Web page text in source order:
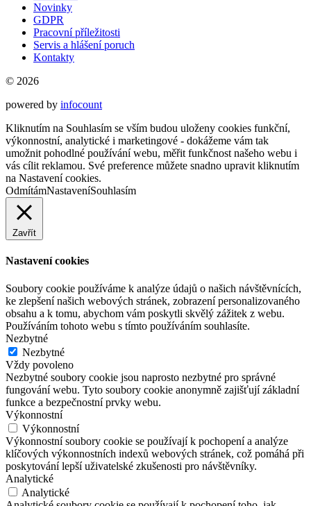
Novinky
GDPR
Pracovní příležitosti
Servis a hlášení poruch
Kontakty
© 2026
powered by infocount
Kliknutím na Souhlasím se vším budou uloženy cookies funkční,
výkonnostní, analytické i marketingové - dokážeme vám tak
umožnit pohodlné používání webu, měřit funkčnost našeho webu i
vás cílit reklamou. Své preference můžete snadno upravit kliknutím
na Nastavení cookies.
OdmítámNastaveníSouhlasím
Zavřít
Nastavení cookies
Soubory cookie používáme k analýze údajů o našich návštěvnících,
ke zlepšení našich webových stránek, zobrazení personalizovaného
obsahu a k tomu, abychom vám poskytli skvělý zážitek z webu.
Používáním tohoto webu s tímto používáním souhlasíte.
Nezbytné
Nezbytné
Vždy povoleno
Nezbytné soubory cookie jsou naprosto nezbytné pro správné
fungování webu. Tyto soubory cookie anonymně zajišťují základní
funkce a bezpečnostní prvky webu.
Výkonnostní
Výkonnostní
Výkonnostní soubory cookie se používají k pochopení a analýze
klíčových výkonnostních indexů webových stránek, což pomáhá při
poskytování lepší uživatelské zkušenosti pro návštěvníky.
Analytické
Analytické